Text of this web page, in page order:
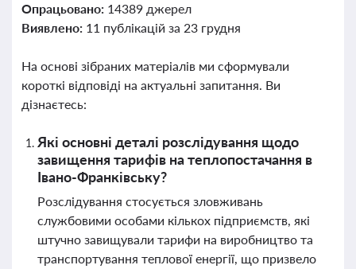
Опрацьовано: 14389 джерел
Виявлено: 11 публікацій за 23 грудня
На основі зібраних матеріалів ми сформували
короткі відповіді на актуальні запитання. Ви
дізнаєтесь:
Які основні деталі розслідування щодо
завищення тарифів на теплопостачання в
Івано-Франківську?
Розслідування стосується зловживань
службовими особами кількох підприємств, які
штучно завищували тарифи на виробництво та
транспортування теплової енергії, що призвело